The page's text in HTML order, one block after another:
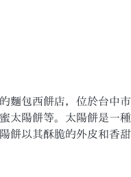
麵包西餅店，位於台中
太陽餅等。太陽餅是一
餅以其酥脆的外皮和香